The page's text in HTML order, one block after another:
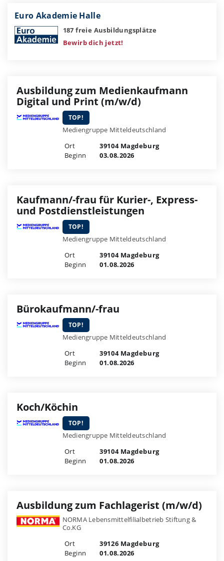
Euro Akademie Halle
187 freie Ausbildungsplätze
Bewirb dich jetzt!
Ausbildung zum Medienkaufmann
Digital und Print (m/w/d)
TOP!
Mediengruppe Mitteldeutschland
Ort
39104 Magdeburg
Beginn
03.08.2026
Kaufmann/-frau für Kurier-, Express-
und Postdienstleistungen
TOP!
Mediengruppe Mitteldeutschland
Ort
39104 Magdeburg
Beginn
01.08.2026
Bürokaufmann/-frau
TOP!
Mediengruppe Mitteldeutschland
Ort
39104 Magdeburg
Beginn
01.08.2026
Koch/Köchin
TOP!
Mediengruppe Mitteldeutschland
Ort
39104 Magdeburg
Beginn
01.08.2026
Ausbildung zum Fachlagerist (m/w/d)
NORMA Lebensmittelfilialbetrieb Stiftung &
Co.KG
Ort
39126 Magdeburg
Beginn
01.08.2026